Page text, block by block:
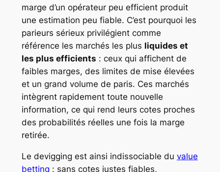
marge d’un opérateur peu efficient produit
une estimation peu fiable. C’est pourquoi les
parieurs sérieux privilégient comme
référence les marchés les plus liquides et
les plus efficients : ceux qui affichent de
faibles marges, des limites de mise élevées
et un grand volume de paris. Ces marchés
intègrent rapidement toute nouvelle
information, ce qui rend leurs cotes proches
des probabilités réelles une fois la marge
retirée.
Le devigging est ainsi indissociable du value
betting : sans cotes justes fiables,